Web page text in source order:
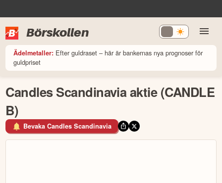
Börskollen
Ädelmetaller: Efter guldraset – här är bankernas nya prognoser för
guldpriset
Candles Scandinavia aktie (CANDLE
B)
Bevaka Candles Scandinavia